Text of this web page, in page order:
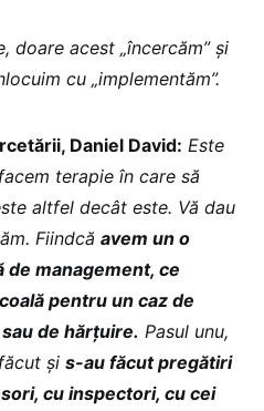
doare acest „încercăm” și
cu „implementăm”.
Daniel David: Este
terapie în care să
altfel decât este. Vă dau
Fiindcă avem un o
management, ce
pentru un caz de
de hărțuire. Pasul unu,
și s-au făcut pregătiri
cu inspectori, cu cei